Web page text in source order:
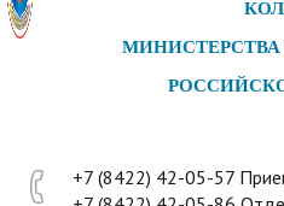
МИНИСТЕРСТВА
+7 (8422) 42-05-57